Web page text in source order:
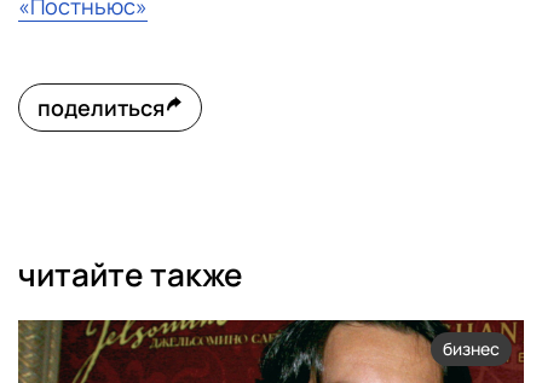
«Постньюс»
поделиться
читайте также
бизнес